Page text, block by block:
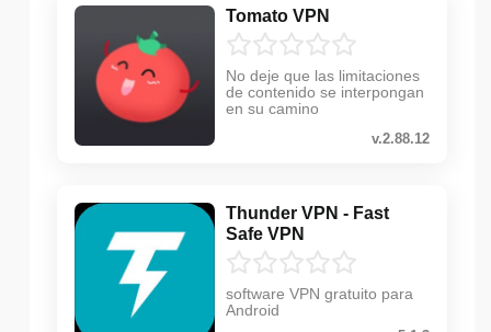
Tomato VPN
No deje que las limitaciones
de contenido se interpongan
en su camino
v.2.88.12
Thunder VPN - Fast
Safe VPN
software VPN gratuito para
Android